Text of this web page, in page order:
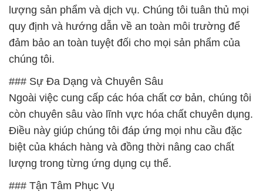
lượng sản phẩm và dịch vụ. Chúng tôi tuân thủ mọi
quy định và hướng dẫn về an toàn môi trường để
đảm bảo an toàn tuyệt đối cho mọi sản phẩm của
chúng tôi.
### Sự Đa Dạng và Chuyên Sâu
Ngoài việc cung cấp các hóa chất cơ bản, chúng tôi
còn chuyên sâu vào lĩnh vực hóa chất chuyên dụng.
Điều này giúp chúng tôi đáp ứng mọi nhu cầu đặc
biệt của khách hàng và đồng thời nâng cao chất
lượng trong từng ứng dụng cụ thể.
### Tận Tâm Phục Vụ